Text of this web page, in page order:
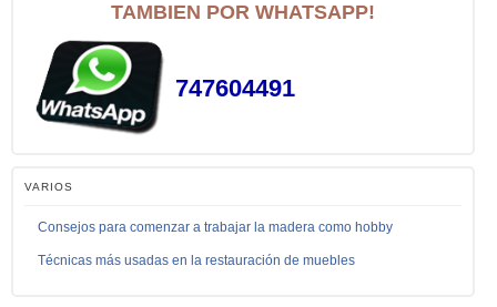
TAMBIEN POR WHATSAPP!
747604491
VARIOS
Consejos para comenzar a trabajar la madera como hobby
Técnicas más usadas en la restauración de muebles